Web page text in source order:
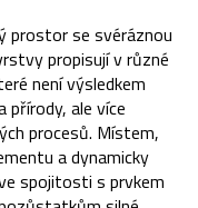
prostor se svéráznou
propisují v různé
není výsledkem
přírody, ale více
procesů. Místem,
a dynamicky
spojitosti s prvkem